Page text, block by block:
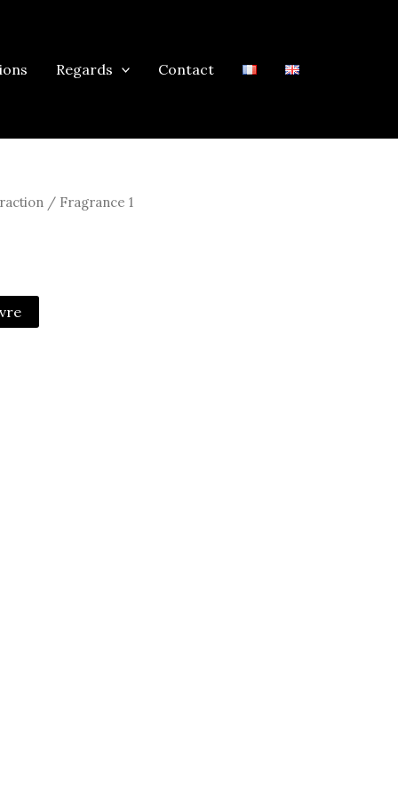
Regards Contact
/ Fragrance 1